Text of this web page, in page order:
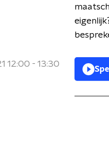
12:00 - 13:30